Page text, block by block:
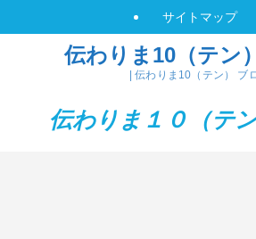
伝わりま10（テン
| 伝わりま10（テン） ブ
サイトマップ
伝わりま１０（テン